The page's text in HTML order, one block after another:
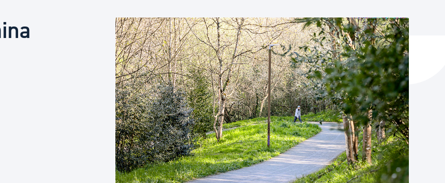
Desarrollo económico y empleo
Igualdad, Derechos Humanos y convivencia
Cultura
Turismo